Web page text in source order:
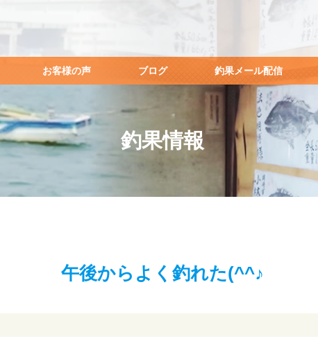
お客様の声 ブログ 釣果メール配信
釣果情報
午後からよく釣れた(^^♪